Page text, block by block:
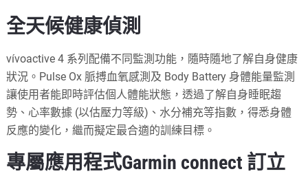
全天候健康偵測
vívoactive 4 系列配備不同監測功能，隨時隨地了解自身健康
狀況。Pulse Ox 脈搏血氧感測及 Body Battery 身體能量監測
讓使用者能即時評估個人體能狀態，透過了解自身睡眠趨
勢、心率數據 (以估壓力等級)、水分補充等指數，得悉身體
反應的變化，繼而擬定最合適的訓練目標。
專屬應用程式Garmin connect 訂立